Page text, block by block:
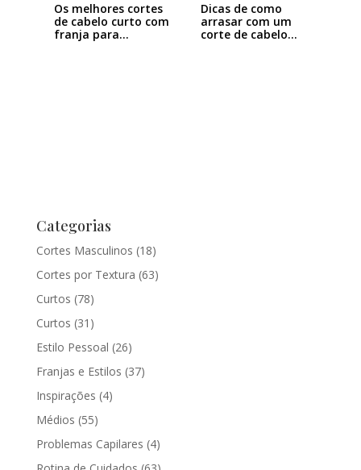
Os melhores cortes
de cabelo curto com
franja para…
Dicas de como
arrasar com um
corte de cabelo…
Categorias
Cortes Masculinos (18)
Cortes por Textura (63)
Curtos (78)
Curtos (31)
Estilo Pessoal (26)
Franjas e Estilos (37)
Inspirações (4)
Médios (55)
Problemas Capilares (4)